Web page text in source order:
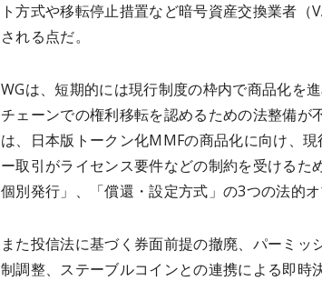
ト方式や移転停止措置など暗号資産交換業者（
される点だ。
WGは、短期的には現行制度の枠内で商品化を
チェーンでの権利移転を認めるための法整備が
は、日本版トークン化MMFの商品化に向け、
ー取引がライセンス要件などの制約を受けるた
個別発行」、「償還・設定方式」の3つの法的オ
また投信法に基づく券面前提の撤廃、パーミッ
制調整、ステーブルコインとの連携による即時